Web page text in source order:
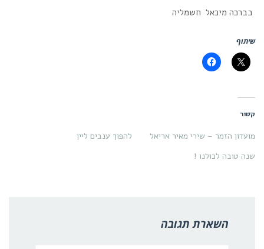
בברכה מיכאל  חשמליה
שיתוף
קשור
מועדון הזמר – שירי מאיר אריאל
להפוך ענבים ליין
שנה טובה לכולנו !
השארת תגובה